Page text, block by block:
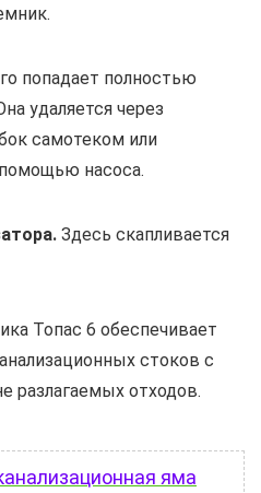
попадает полностью
удаляется через
самотеком или
насоса.
Здесь скапливается
Топас 6 обеспечивает
стоков с
отходов.
яма